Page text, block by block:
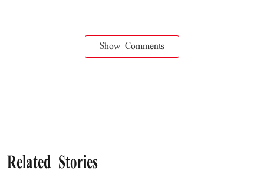
Show Comments
Related Stories